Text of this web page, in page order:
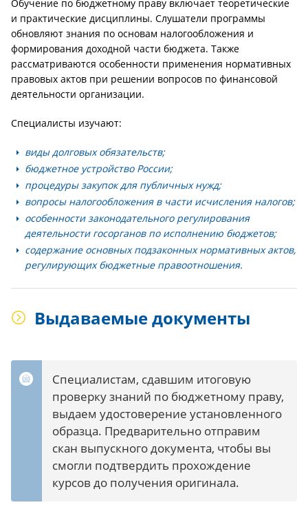
Обучение по бюджетному праву включает теоретические
и практические дисциплины. Слушатели программы
обновляют знания по основам налогообложения и
формирования доходной части бюджета. Также
рассматриваются особенности применения нормативных
правовых актов при решении вопросов по финансовой
деятельности организации.
Специалисты изучают:
виды долговых обязательств;
бюджетное устройство России;
процедуры закупок для публичных нужд;
вопросы налогообложения в части исчисления налогов;
особенности законодательного регулирования
деятельности госорганов по исполнению бюджетов;
содержание основных подзаконных нормативных актов,
регулирующих бюджетные правоотношения.
Выдаваемые документы
Специалистам, сдавшим итоговую
проверку знаний по бюджетному праву,
выдаем удостоверение установленного
образца. Предварительно отправим
скан выпускного документа, чтобы вы
смогли подтвердить прохождение
курсов до получения оригинала.